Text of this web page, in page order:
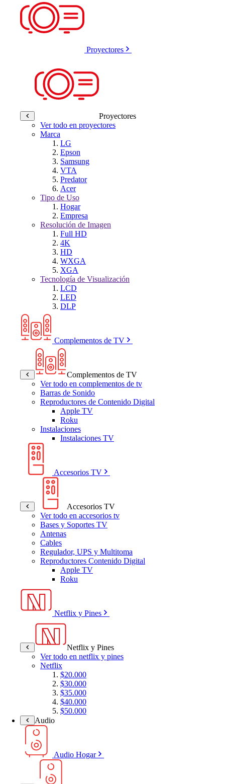
Proyectores
Proyectores
Ver todo en proyectores
Marca
LG
Epson
Samsung
VTA
Predator
Acer
Tipo de Uso
Hogar
Empresa
Resolución de Imagen
Full HD
4K
HD
WXGA
XGA
Tecnología de Visualización
LCD
LED
DLP
Complementos de TV
Complementos de TV
Ver todo en complementos de tv
Barras de Sonido
Reproductores de Contenido Digital
Apple TV
Roku
Instalaciones
Instalaciones TV
Accesorios TV
Accesorios TV
Ver todo en accesorios tv
Bases y Soportes TV
Antenas
Cables
Regulador, UPS y Multitoma
Reproductores Contenido Digital
Apple TV
Roku
Netflix y Pines
Netflix y Pines
Ver todo en netflix y pines
Netflix
$20.000
$30.000
$35.000
$40.000
$50.000
Audio
Audio Hogar